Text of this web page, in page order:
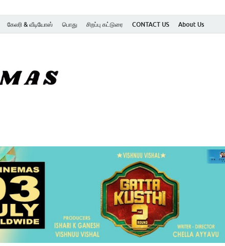
கேலரி & வீடியோஸ் பொது சிறப்பு கட்டுரை CONTACT US About Us